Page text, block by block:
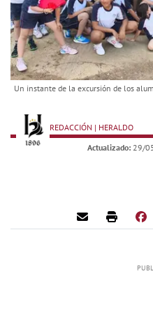
Un instante de la excursión de los
REDACCIÓN | HERALDO
Actualizado: 29/